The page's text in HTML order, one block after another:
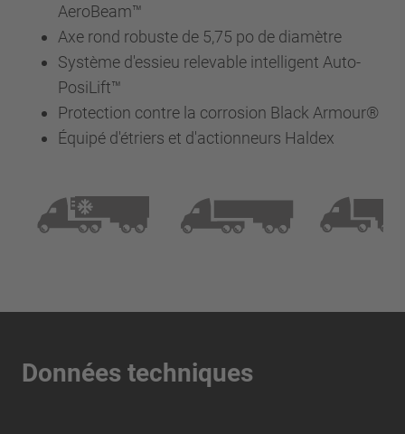
AeroBeam™
Axe rond robuste de 5,75 po de diamètre
Système d'essieu relevable intelligent Auto-
PosiLift™
Protection contre la corrosion Black Armour®
Équipé d'étriers et d'actionneurs Haldex
Données techniques